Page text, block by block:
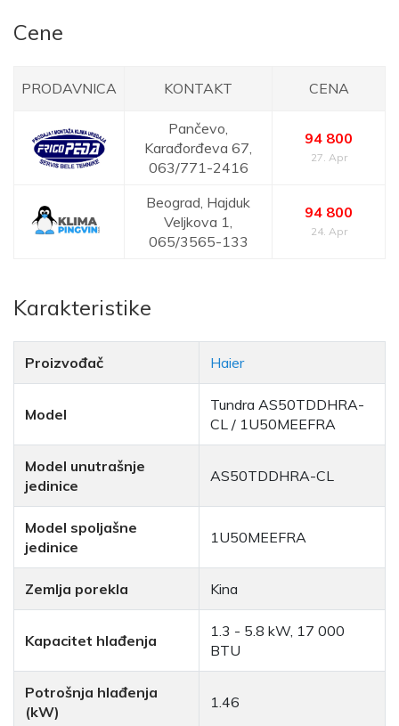
Cene
PRODAVNICA KONTAKT CENA
Pančevo,
Karađorđeva 67,
063/771-2416
94 800
27. Apr
Beograd, Hajduk
Veljkova 1,
065/3565-133
94 800
24. Apr
Karakteristike
Proizvođač Haier
Model
Tundra AS50TDDHRA-
CL / 1U50MEEFRA
Model unutrašnje
jedinice
AS50TDDHRA-CL
Model spoljašne
jedinice
1U50MEEFRA
Zemlja porekla Kina
Kapacitet hlađenja
1.3 - 5.8 kW, 17 000
BTU
Potrošnja hlađenja
(kW)
1.46